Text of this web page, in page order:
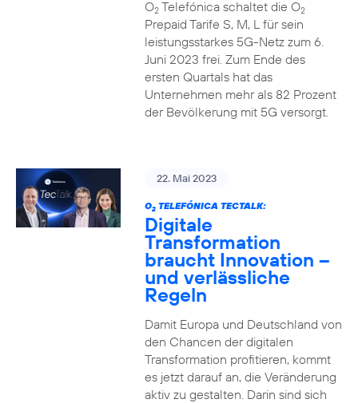
O2Telefónica schaltet die O2
Prepaid Tarife S, M, L für sein
leistungsstarkes 5G-Netz zum 6.
Juni 2023 frei. Zum Ende des
ersten Quartals hat das
Unternehmen mehr als 82 Prozent
der Bevölkerung mit 5G versorgt.
22. Mai 2023
O2TELEFÓNICA TECTALK:
Digitale
Transformation
braucht Innovation –
und verlässliche
Regeln
Damit Europa und Deutschland von
den Chancen der digitalen
Transformation profitieren, kommt
es jetzt darauf an, die Veränderung
aktiv zu gestalten. Darin sind sich